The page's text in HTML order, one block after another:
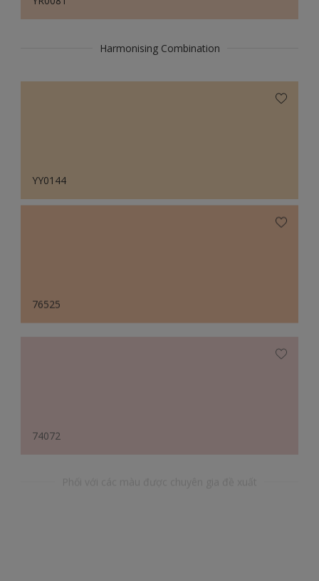
Harmonising Combination
YY0144
76525